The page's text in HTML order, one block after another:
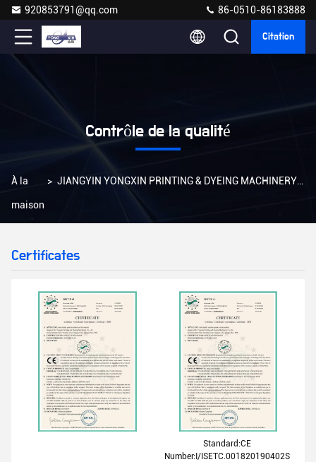
920853791@qq.com 86-0510-86183888
Citation
Contrôle de la qualité
À la
maison
> JIANGYIN YONGXIN PRINTING & DYEING MACHINERY CO.,LTD Contrôle De La Qualité
Certificates
Standard:CE
Number:I/ISETC.001820190402S